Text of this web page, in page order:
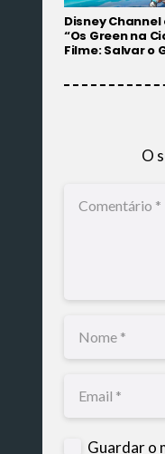
Disney
“Os Green na
Filme: Salvar o
O
Guardar o